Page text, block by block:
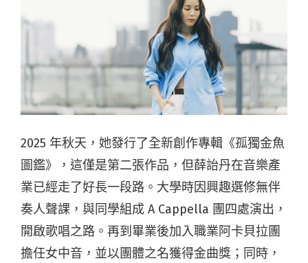
2025 年秋天，她發行了全新創作專輯《孤獨金魚
圖鑑》，這僅是第二張作品，但薛詒丹在音樂產
業已經走了好長一段路。大學時因興趣選修無伴
奏人聲課 ，與同學組成 A Cappella 團四處演出，
開啟歌唱之路。再到畢業後加入職業阿卡貝拉團
擔任女中音，並以團體之名獲得金曲獎；同時，